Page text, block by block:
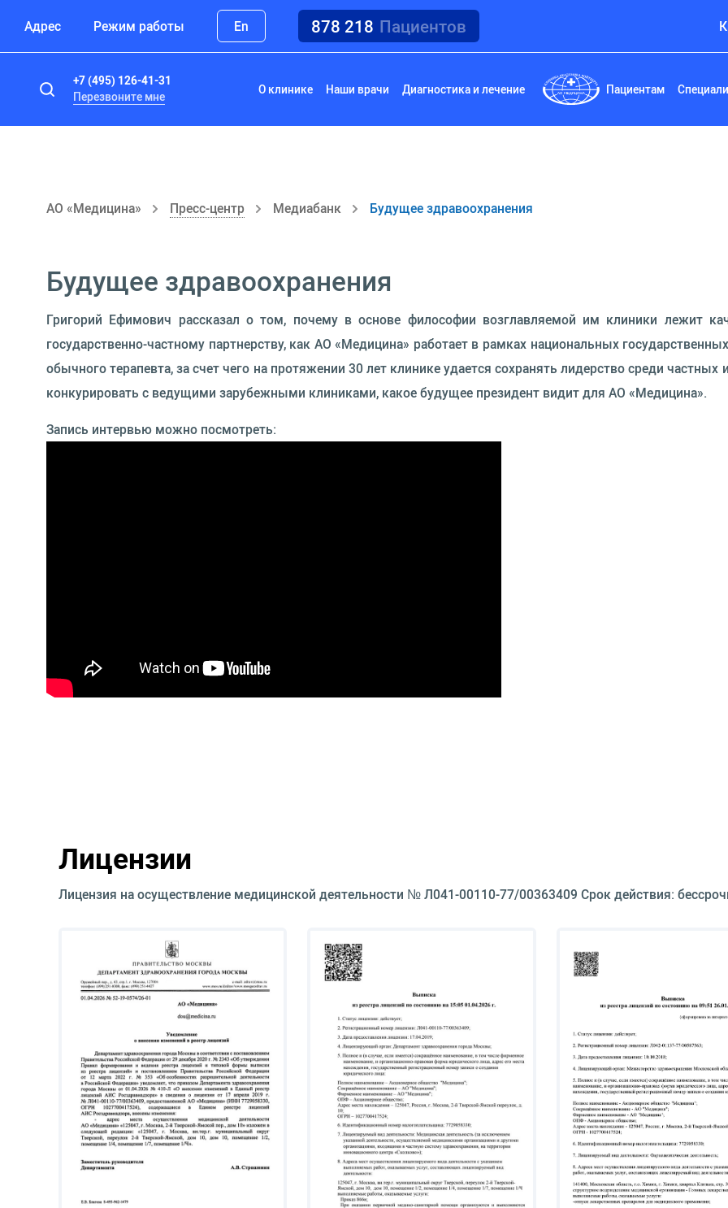
Адрес Режим работы En 878 218 Пациентов
+7 (495) 126-41-31
Перезвоните мне
О клинике Наши врачи Диагностика и лечение Пациентам
АО «Медицина» Пресс-центр Медиабанк Будущее здравоохранения
Будущее здравоохранения
Григорий Ефимович рассказал о том, почему в основе философии возглавляемой им клиники лежит
государственно-частному партнерству, как АО «Медицина» работает в рамках национальных
обычного терапевта, за счет чего на протяжении 30 лет клинике удается сохранять лидерство среди
конкурировать с ведущими зарубежными клиниками, какое будущее президент видит для АО «Медицина».
Запись интервью можно посмотреть:
Лицензии
Лицензия на осуществление медицинской деятельности № Л041-00110-77/00363409 Срок действия: